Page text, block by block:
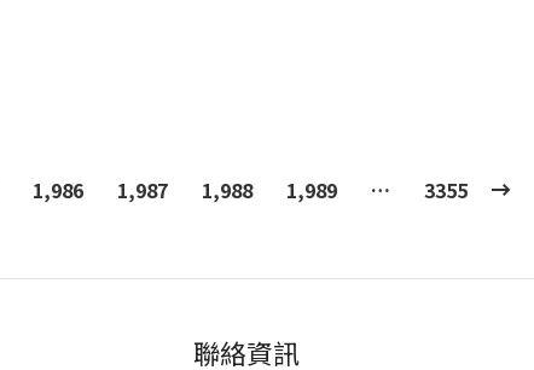
1,986 1,987 1,988 1,989 … 3355
聯絡資訊